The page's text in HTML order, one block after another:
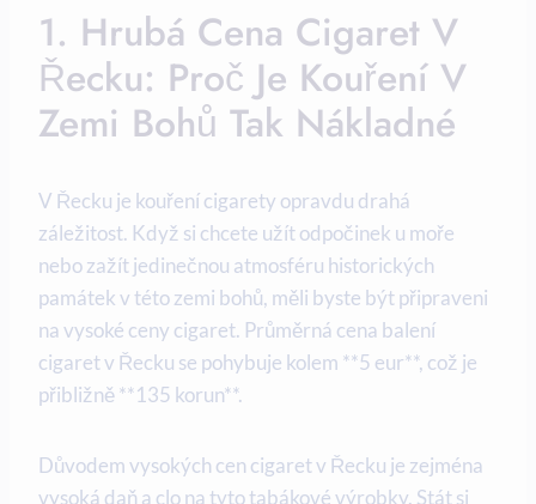
1. Hrubá Cena Cigaret V
Řecku: Proč Je Kouření V
Zemi Bohů Tak Nákladné
V Řecku je kouření cigarety opravdu drahá
záležitost. Když si chcete užít odpočinek u moře
nebo zažít jedinečnou atmosféru historických
památek v této zemi bohů, měli byste být připraveni
na vysoké ceny cigaret. Průměrná cena balení
cigaret v Řecku se pohybuje kolem **5 eur**, což je
přibližně **135 korun**.
Důvodem vysokých cen cigaret v Řecku je zejména
vysoká daň a clo na tyto tabákové výrobky. Stát si